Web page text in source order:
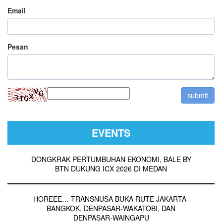
Email
Pesan
EVENTS
DONGKRAK PERTUMBUHAN EKONOMI, BALE BY
BTN DUKUNG ICX 2026 DI MEDAN
HOREEE… TRANSNUSA BUKA RUTE JAKARTA-
BANGKOK, DENPASAR-WAKATOBI, DAN
DENPASAR-WAINGAPU